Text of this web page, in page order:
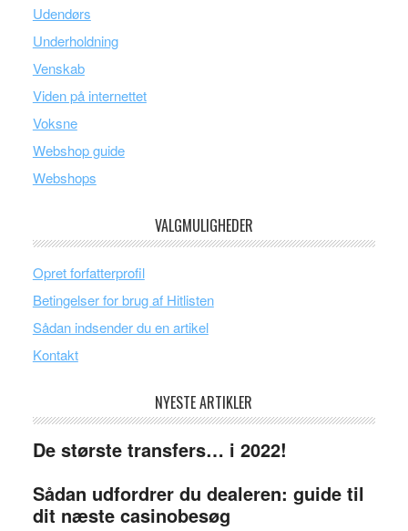
Udendørs
Underholdning
Venskab
Viden på internettet
Voksne
Webshop guide
Webshops
VALGMULIGHEDER
Opret forfatterprofil
Betingelser for brug af Hitlisten
Sådan indsender du en artikel
Kontakt
NYESTE ARTIKLER
De største transfers… i 2022!
Sådan udfordrer du dealeren: guide til
dit næste casinobesøg